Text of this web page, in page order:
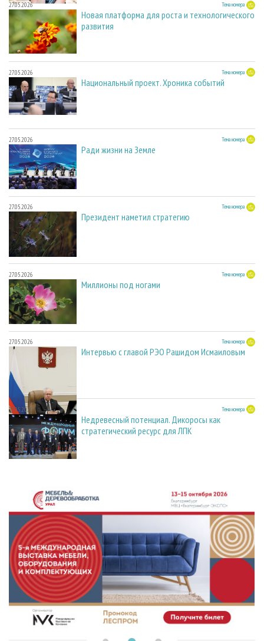
27.05.2026 Тема номера
Новая платформа для роста и технологического
развития
27.05.2026 Тема номера
Национальный проект. Хроника событий
27.05.2026 Тема номера
Ради жизни на Земле
27.05.2026 Тема номера
Президент наметил стратегию
27.05.2026 Тема номера
Миллионы под ногами
27.05.2026 Тема номера
Интервью с главой РЭО Рашидом Исмаиловым
27.05.2026 Тема номера
Недревесный потенциал. Дикоросы как
стратегический ресурс для ЛПК